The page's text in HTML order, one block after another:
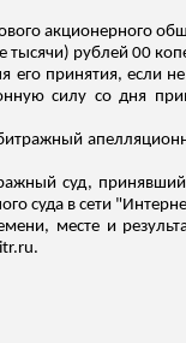
акционерного
тысячи) рублей 00
его принятия, если
силу со дня
суд,
суда в сети
месте и